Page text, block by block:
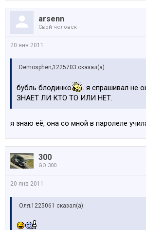
arsenn
Свой человек
20 янв 2011
Demosphen;1225703 сказал(а):
бубль блодинко
. я спрашивал не
ЗНАЕТ ЛИ КТО ТО ИЛИ НЕТ.
я знаю её, она со мной в паролеле
300
GO 300
20 янв 2011
Оля;1225061 сказал(а):